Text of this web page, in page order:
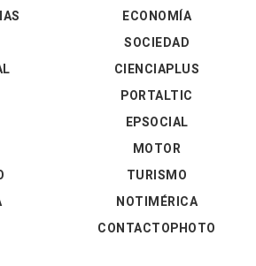
ECONOMÍA
SOCIEDAD
CIENCIAPLUS
PORTALTIC
EPSOCIAL
MOTOR
TURISMO
NOTIMÉRICA
CONTACTOPHOTO